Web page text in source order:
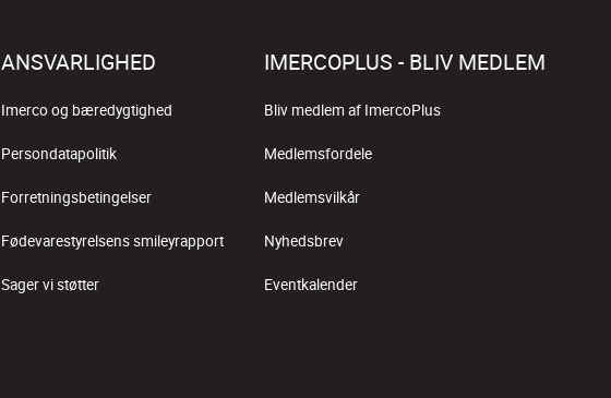
ANSVARLIGHED
Imerco og bæredygtighed
Persondatapolitik
Forretningsbetingelser
Fødevarestyrelsens smileyrapport
Sager vi støtter
IMERCOPLUS - BLIV MEDLEM
Bliv medlem af ImercoPlus
Medlemsfordele
Medlemsvilkår
Nyhedsbrev
Eventkalender